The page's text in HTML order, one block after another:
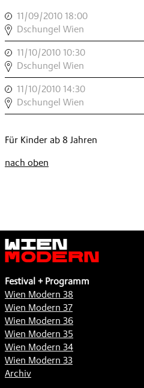
11/09/2010 18:00
DSCHUNGEL
WIEN
MODERN
»PORZELLAN«
,
Dschungel Wien
11/10/2010 10:30
DSCHUNGEL
WIEN
MODERN
»PORZELLAN«
,
Dschungel Wien
11/10/2010 14:30
DSCHUNGEL
WIEN
»PORZELLAN«
Dschungel Wien
Für Kinder ab 8 Jahren
nach oben
Wien
Modern
Festival + Programm
Wien Modern 38
Wien Modern 37
Wien Modern 36
Wien Modern 35
Wien Modern 34
Wien Modern 33
Archiv